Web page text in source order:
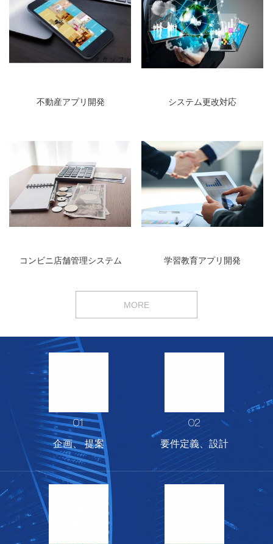
不動産アプリ開発 システム更改対応
コンビニ店舗管理システム 学習教育アプリ開発
MORE
01
企画、 提案
02
要件定義、設計